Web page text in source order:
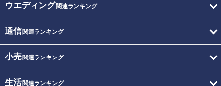
ウエディング関連ランキング
通信関連ランキング
小売関連ランキング
生活関連ランキング